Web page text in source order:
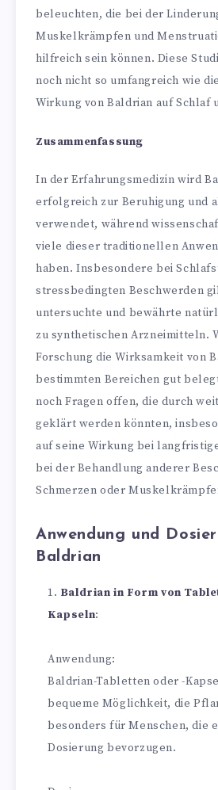
beleuchten, die bei der
Muskelkrämpfen und
hilfreich sein können. Diese
noch nicht so umfangreich wie
Wirkung von Baldrian auf Schlaf
Zusammenfassung
In der Erfahrungsmedizin wird
erfolgreich zur Beruhigung und
verwendet, während
viele dieser traditionellen
haben. Insbesondere bei
stressbedingten Beschwerden
untersuchte und bewährte
zu synthetischen Arzneimitteln.
Forschung die Wirksamkeit von
bestimmten Bereichen gut
noch Fragen offen, die durch
geklärt werden könnten,
auf seine Wirkung bei
bei der Behandlung anderer
Schmerzen oder
Anwendung und
Baldrian
Baldrian in Form von
Kapseln:
Anwendung:
Baldrian-Tabletten oder -
bequeme Möglichkeit, die
besonders für Menschen, die
Dosierung bevorzugen.